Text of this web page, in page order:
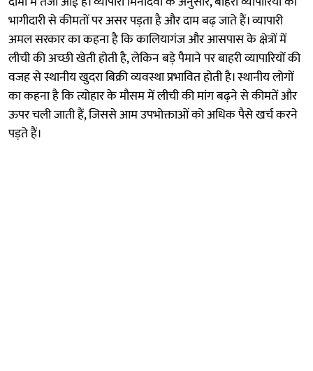
भागीदारी से कीमतों पर असर पड़ता है और दाम बढ़ जाते हैं। व्यापारी
अमल सरकार का कहना है कि कालियागंज और आसपास के क्षेत्रों में
लीची की अच्छी खेती होती है, लेकिन बड़े पैमाने पर बाहरी व्यापारियों की
वजह से स्थानीय खुदरा बिक्री व्यवस्था प्रभावित होती है। स्थानीय लोगों
का कहना है कि त्योहार के मौसम में लीची की मांग बढ़ने से कीमतें और
ऊपर चली जाती हैं, जिससे आम उपभोक्ताओं को अधिक पैसे खर्च करने
पड़ते हैं।